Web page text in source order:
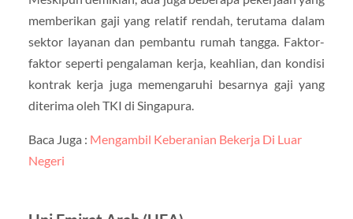
memberikan gaji yang relatif rendah, terutama dalam
sektor layanan dan pembantu rumah tangga. Faktor-
faktor seperti pengalaman kerja, keahlian, dan kondisi
kontrak kerja juga memengaruhi besarnya gaji yang
diterima oleh TKI di Singapura.
Baca Juga : Mengambil Keberanian Bekerja Di Luar
Negeri